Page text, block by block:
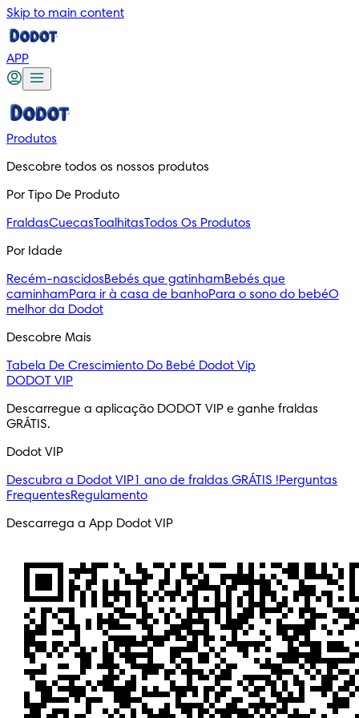
Skip to main content
APP
Produtos
Descobre todos os nossos produtos
Por Tipo De Produto
FraldasCuecasToalhitasTodos Os Produtos
Por Idade
Recém-nascidosBebés que gatinhamBebés que
caminhamPara ir à casa de banhoPara o sono do bebéO
melhor da Dodot
Descobre Mais
Tabela De Crescimiento Do Bebé Dodot Vip
DODOT VIP
Descarregue a aplicação DODOT VIP e ganhe fraldas
GRÁTIS.
Dodot VIP
Descubra a Dodot VIP1 ano de fraldas GRÁTIS !Perguntas
FrequentesRegulamento
Descarrega a App Dodot VIP